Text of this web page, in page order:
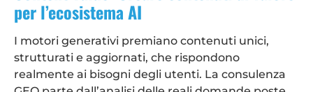
per l’ecosistema AI
I motori generativi premiano contenuti unici,
strutturati e aggiornati, che rispondono
realmente ai bisogni degli utenti. La consulenza